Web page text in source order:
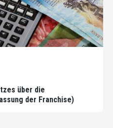
über die
der Franchise)